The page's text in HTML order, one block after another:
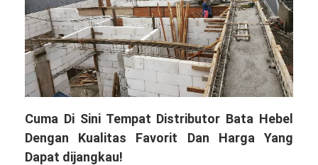
Cuma Di Sini Tempat Distributor Bata Hebel
Dengan Kualitas Favorit Dan Harga Yang
Dapat dijangkau!